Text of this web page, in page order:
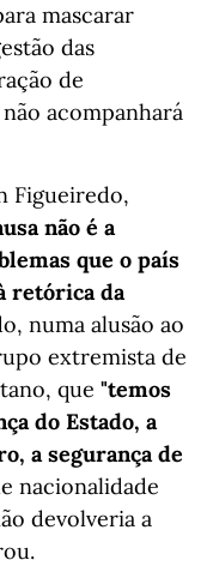
mascarar
das
de
acompanhará
Figueiredo,
não é a
que o país
retórica da
numa alusão ao
extremista de
que "temos
do Estado, a
a segurança de
nacionalidade
devolveria a